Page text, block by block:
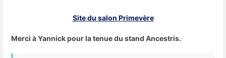
Site du salon Primevère
Merci à Yannick pour la tenue du stand Ancestris.